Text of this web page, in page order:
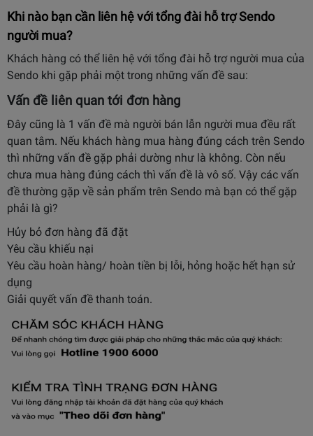
Khi nào bạn cần liên hệ với tổng đài hỗ trợ Sendo
người mua?
Khách hàng có thể liên hệ với tổng đài hỗ trợ người mua của
Sendo khi gặp phải một trong những vấn đề sau:
Vấn đề liên quan tới đơn hàng
Đây cũng là 1 vấn đề mà người bán lẫn người mua đều rất
quan tâm. Nếu khách hàng mua hàng đúng cách trên Sendo
thì những vấn đề gặp phải dường như là không. Còn nếu
chưa mua hàng đúng cách thì vấn đề là vô số. Vậy các vấn
đề thường gặp về sản phẩm trên Sendo mà bạn có thể gặp
phải là gì?
Hủy bỏ đơn hàng đã đặt
Yêu cầu khiếu nại
Yêu cầu hoàn hàng/ hoàn tiền bị lỗi, hỏng hoặc hết hạn sử
dụng
Giải quyết vấn đề thanh toán.